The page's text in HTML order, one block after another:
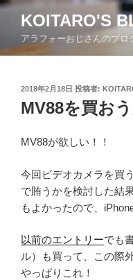
コ
ン
KOITARO'S
アラフォーおじさんのブ
投
稿
日:
2018年2月18日 投稿者:
MV88を買お
MV88が欲しい！！
今回ビデオカメラを買
で賄うかを検討した結
もよかったので、
以前のエントリーでも
ル）も買って、この際
やっぱりこれ！